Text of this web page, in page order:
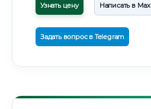
Узнать цену Написать в Max
Задать вопрос в Telegram